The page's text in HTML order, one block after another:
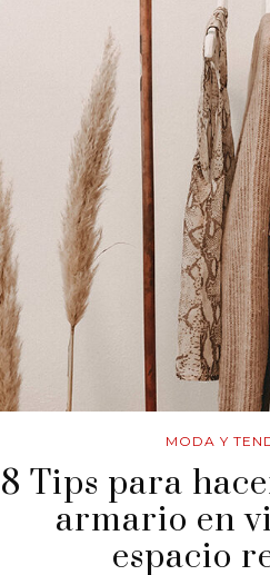
MODA Y
8 Tips para
armario en
espacio